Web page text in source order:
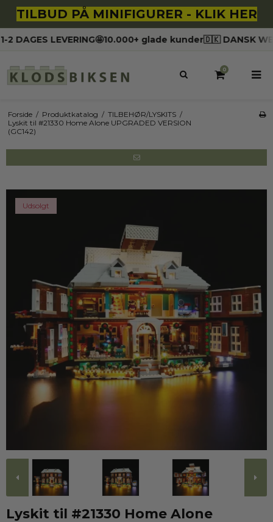
TILBUD PÅ MINIFIGURER - KLIK HER
LEVERING🤩10.000+ glade kunder🇩🇰 DANSK
0
Forside / Produktkatalog / TILBEHØR/LYSKITS /
Lyskit til #21330 Home Alone UPGRADED VERSION
(GC142)
Udsolgt
Lyskit til #21330 Home Alone